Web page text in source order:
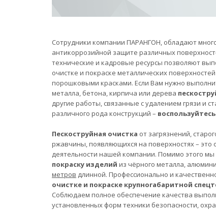
Сотрудники компании ПАРАНГОН, обладают
антикоррозийной защите различных
технические и кадровые ресурсы позволяют
очистке и покраске металлических
порошковыми красками. Если Вам нужно
металла, бетона, кирпича или дерева
другие работы, связанные с удалением грязи и
различного рода конструкций –
Пескоструйная очистка от загрязнений,
ржавчины, появляющихся на поверхностях – это
деятельности нашей компании. Помимо этого мы
покраску изделий из чёрного металла,
метров длинной. Профессионально и
очистке и покраске крупногабаритной
Соблюдаем полное обеспечение качества
установленных форм техники безопасности,